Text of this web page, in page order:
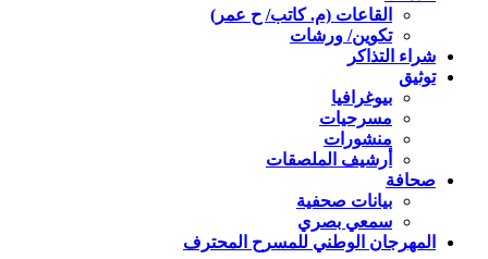
القاعات (م. كاتب/ ح عمر)
تكوين/ ورشات
شراء التذاكر
توثيق
بيوغرافيا
مسرحيات
منشورات
أرشيف الملصقات
صحافة
بيانات صحفية
سمعي بصري
المهرجان الوطني للمسرح المحترف